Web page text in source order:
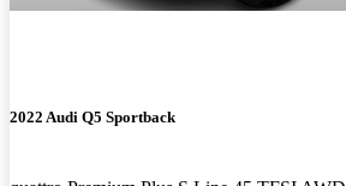
2022 Audi Q5 Sportback